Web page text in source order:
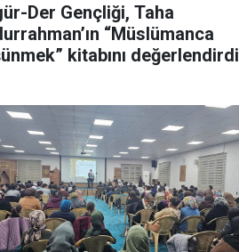
Der Gençliği, Taha
“Müslümanca
kitabını değerlendirdi